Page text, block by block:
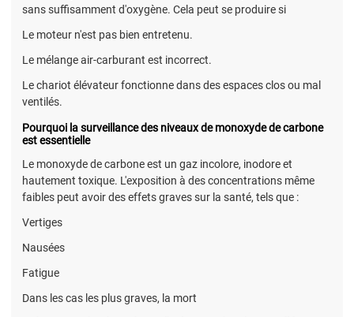
sans suffisamment d'oxygène. Cela peut se produire si
Le moteur n'est pas bien entretenu.
Le mélange air-carburant est incorrect.
Le chariot élévateur fonctionne dans des espaces clos ou mal
ventilés.
Pourquoi la surveillance des niveaux de monoxyde de carbone
est essentielle
Le monoxyde de carbone est un gaz incolore, inodore et
hautement toxique. L'exposition à des concentrations même
faibles peut avoir des effets graves sur la santé, tels que :
Vertiges
Nausées
Fatigue
Dans les cas les plus graves, la mort